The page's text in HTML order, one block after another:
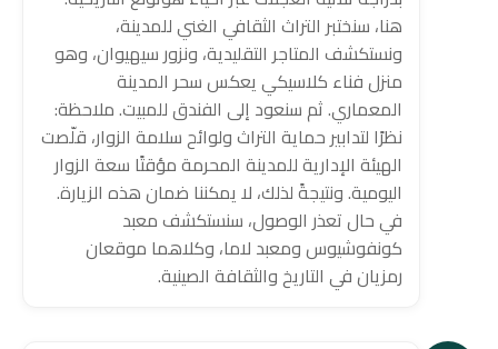
هنا، سنختبر التراث الثقافي الغني للمدينة،
ونستكشف المتاجر التقليدية، ونزور سيهيوان، وهو
منزل فناء كلاسيكي يعكس سحر المدينة
المعماري. ثم سنعود إلى الفندق للمبيت. ملاحظة:
نظرًا لتدابير حماية التراث ولوائح سلامة الزوار، قلّصت
الهيئة الإدارية للمدينة المحرمة مؤقتًا سعة الزوار
اليومية. ونتيجةً لذلك، لا يمكننا ضمان هذه الزيارة.
في حال تعذر الوصول، سنستكشف معبد
كونفوشيوس ومعبد لاما، وكلاهما موقعان
رمزيان في التاريخ والثقافة الصينية.